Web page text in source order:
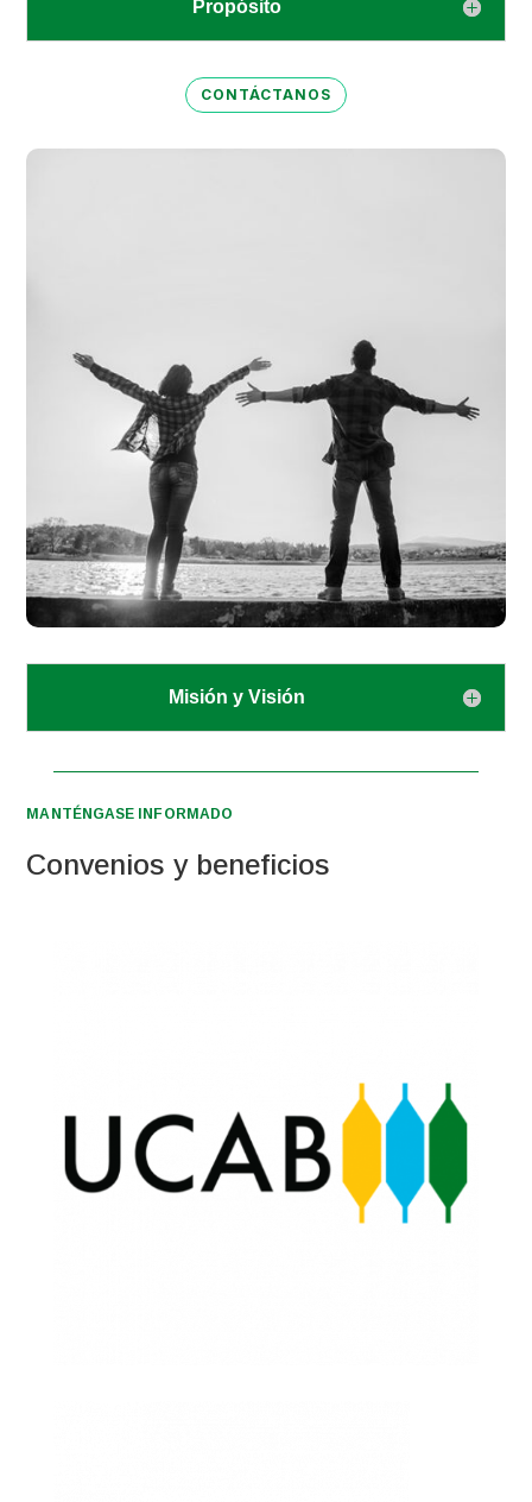
Propósito
CONTÁCTANOS
Misión y Visión
MANTÉNGASE INFORMADO
Convenios y beneficios